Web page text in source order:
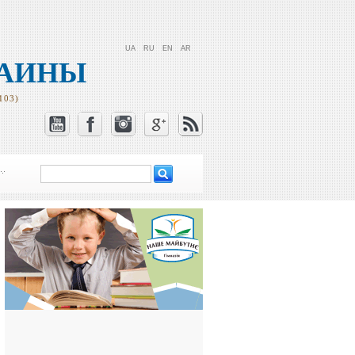
UA RU EN AR
Форма поиска